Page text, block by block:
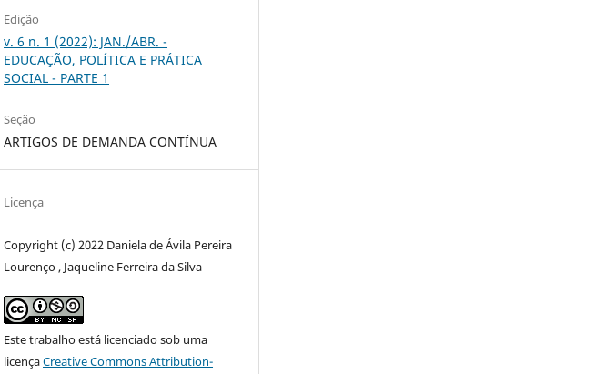
Edição
v. 6 n. 1 (2022): JAN./ABR. -
EDUCAÇÃO, POLÍTICA E PRÁTICA
SOCIAL - PARTE 1
Seção
ARTIGOS DE DEMANDA CONTÍNUA
Licença
Copyright (c) 2022 Daniela de Ávila Pereira
Lourenço , Jaqueline Ferreira da Silva
Este trabalho está licenciado sob uma
licençaCreative Commons Attribution-